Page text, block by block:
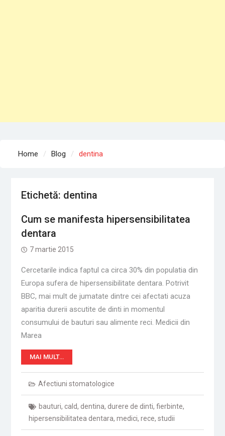
Home Blog dentina
Etichetă: dentina
Cum se manifesta hipersensibilitatea
dentara
7 martie 2015
Cercetarile indica faptul ca circa 30% din populatia din
Europa sufera de hipersensibilitate dentara. Potrivit
BBC, mai mult de jumatate dintre cei afectati acuza
aparitia durerii ascutite de dinti in momentul
consumului de bauturi sau alimente reci. Medicii din
Marea
MAI MULT…
Afectiuni stomatologice
bauturi, cald, dentina, durere de dinti, fierbinte,
hipersensibilitatea dentara, medici, rece, studii